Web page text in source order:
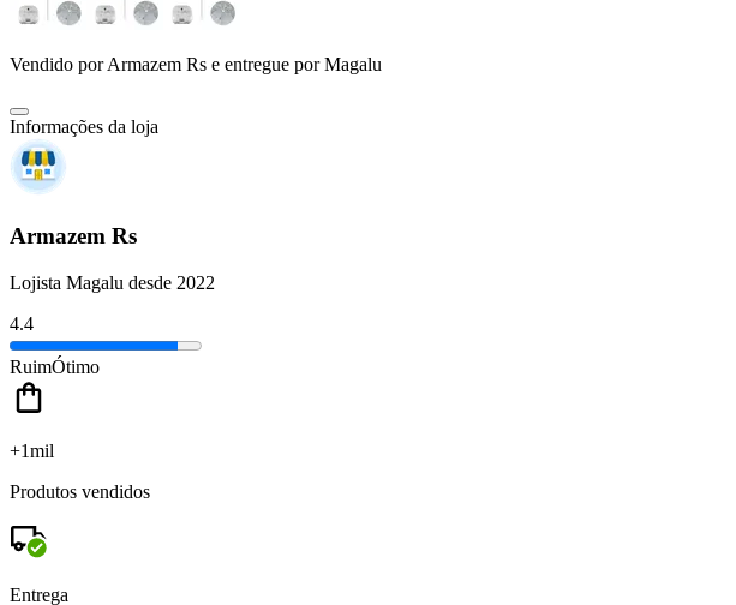
Vendido porArmazem Rs e entregue por Magalu
Informações da loja
Armazem Rs
Lojista Magalu desde 2022
4.4
RuimÓtimo
+1mil
Produtos vendidos
Entrega